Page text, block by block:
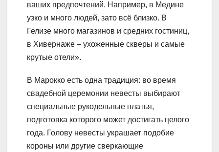
ваших предпочтений. Например, в Медине
узко и много людей, зато всё близко. В
Гелизе много магазинов и средних гостиниц,
в Хивернаже – ухоженные скверы и самые
крутые отели».
В Марокко есть одна традиция: во время
свадебной церемонии невесты выбирают
специальные рукодельные платья,
подготовка которого может достигать целого
года. Голову невесты украшает подобие
короны или другие сверкающие